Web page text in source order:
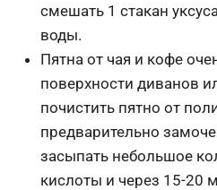
смешать 1 стакан
воды.
Пятна от чая и кофе
поверхности диванов
почистить пятно от
предварительно
засыпать небольшое
кислоты и через 15-20